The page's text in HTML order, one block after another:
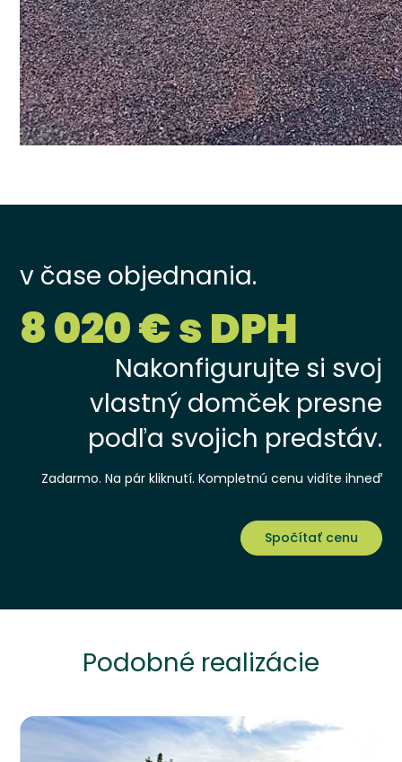
v čase objednania.
8 020 € s DPH
Nakonfigurujte si svoj
vlastný domček presne
podľa svojich predstáv.
Zadarmo. Na pár kliknutí. Kompletnú cenu vidíte ihneď
Spočítať cenu
Podobné realizácie